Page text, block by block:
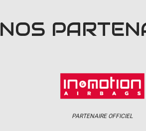
NOS
PARTENAIRE OFFICIEL